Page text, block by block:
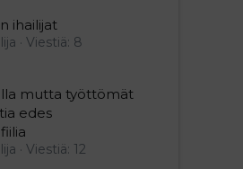
ihailijat
Viestiä: 8
mutta työttömät
edes
Viestiä: 12